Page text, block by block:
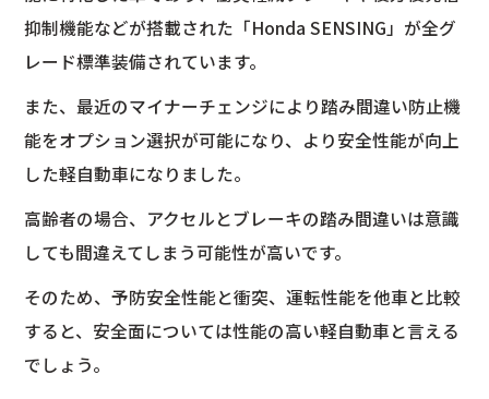
抑制機能などが搭載された「Honda SENSING」が全グ
レード標準装備されています。
また、最近のマイナーチェンジにより踏み間違い防止機
能をオプション選択が可能になり、より安全性能が向上
した軽自動車になりました。
高齢者の場合、アクセルとブレーキの踏み間違いは意識
しても間違えてしまう可能性が高いです。
そのため、予防安全性能と衝突、運転性能を他車と比較
すると、安全面については性能の高い軽自動車と言える
でしょう。